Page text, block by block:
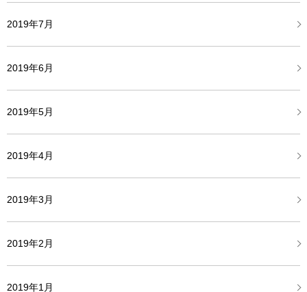
2019年7月
2019年6月
2019年5月
2019年4月
2019年3月
2019年2月
2019年1月